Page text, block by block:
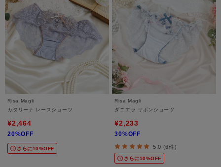
Risa Magli
カタリーナ レースショーツ
¥2,464
20%OFF
さらに10%OFF
Risa Magli
ダニエラ リボンショーツ
¥2,233
30%OFF
5.0 (6件)
さらに10%OFF